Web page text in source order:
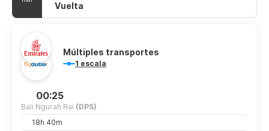
Vuelta
Múltiples transportes
1 escala
00:25
Bali Ngurah Rai (DPS)
18h 40m